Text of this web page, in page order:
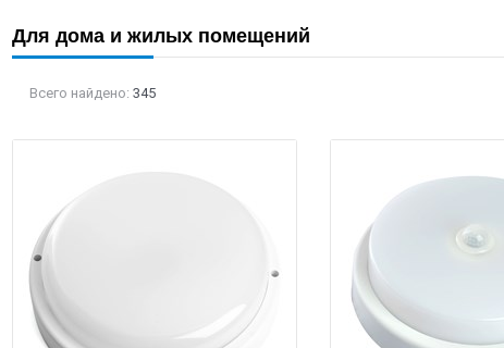
Для дома и жилых помещений
Всего найдено: 345